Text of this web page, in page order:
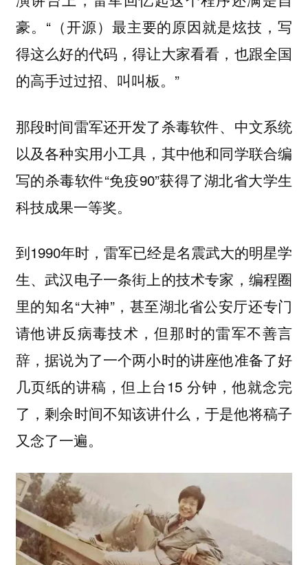
豪。“（开源）最主要的原因就是炫技，写
得这么好的代码，得让大家看看，也跟全国
的高手过过招、叫叫板。”
那段时间雷军还开发了杀毒软件、中文系统
以及各种实用小工具，其中他和同学联合编
写的杀毒软件“免疫90”获得了湖北省大学生
科技成果一等奖。
到1990年时，雷军已经是名震武大的明星学
生、武汉电子一条街上的技术专家，编程圈
里的知名“大神”，甚至湖北省公安厅还专门
请他讲反病毒技术，但那时的雷军不善言
辞，据说为了一个两小时的讲座他准备了好
几页纸的讲稿，但上台15 分钟，他就念完
了，剩余时间不知该讲什么，于是他将稿子
又念了一遍。